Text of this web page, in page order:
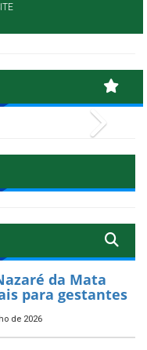
da Mata
para gestantes
de 2026